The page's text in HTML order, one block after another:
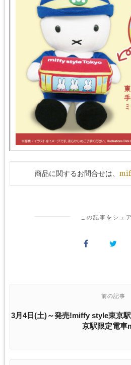
商品に関するお問合せは、
この記事をシェ
前の記事
3月4日(土)～発売!miffy style東京
京駅限定電車